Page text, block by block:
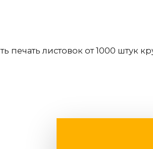
печать листовок от 1000 штук